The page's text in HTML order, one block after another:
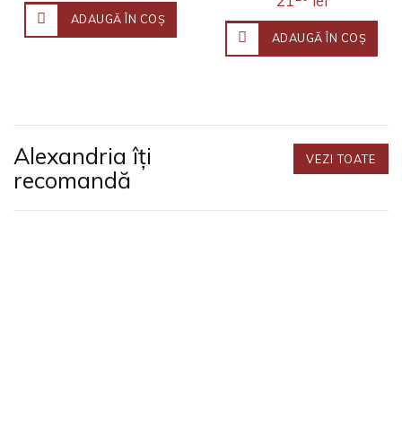
ADAUGĂ ÎN COŞ
ADAUGĂ ÎN COŞ
Alexandria îți
recomandă
VEZI TOATE